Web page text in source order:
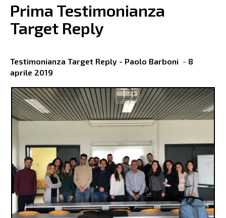
Prima Testimonianza
Target Reply
Testimonianza Target Reply - Paolo Barboni - 8
aprile 2019